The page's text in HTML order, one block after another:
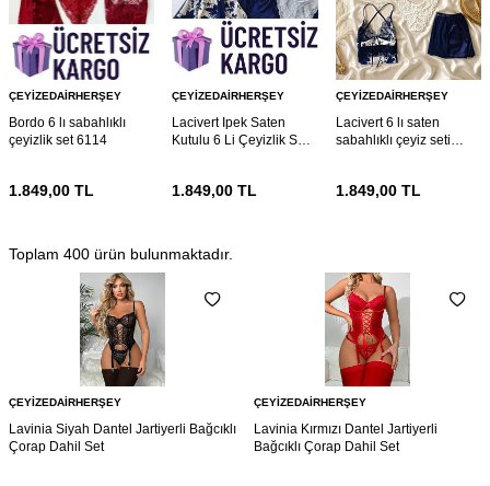
ÇEYIZEDAIRHERŞEY
Bordo 6 lı sabahlıklı
çeyizlik set 6114
1.849,00 TL
ÇEYIZEDAIRHERŞEY
Lacivert Ipek Saten
Kutulu 6 Li Çeyizlik Set
1.849,00 TL
ÇEYIZEDAIRHERŞEY
Lacivert 6 lı saten
sabahlıklı çeyiz seti
1.849,00TL
Toplam 400 ürün bulunmaktadır.
ÇEYIZEDAIRHERŞEY
Lavinia Siyah Dantel Jartiyerli Bağcıklı
Çorap Dahil Set
ÇEYIZEDAIRHERŞEY
Lavinia Kırmızı Dantel Jartiyerli
Bağcıklı Çorap Dahil Set